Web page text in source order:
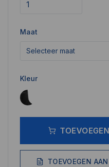
Maat
Selecteer maat
Kleur
TOEVOEGEN